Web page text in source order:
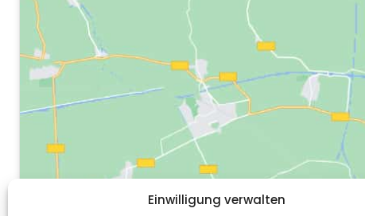
Einwilligung verwalten